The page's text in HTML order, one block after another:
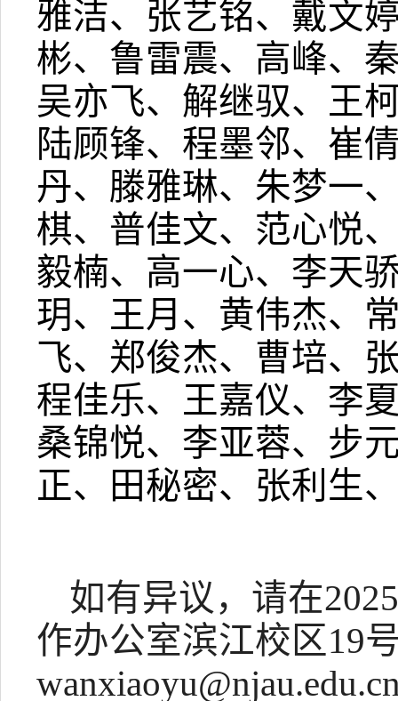
雅洁、张艺铭、戴文
彬、鲁雷震、高峰、
吴亦飞、解继驭、王
陆顾锋、程墨邻、崔
丹、滕雅琳、朱梦一
棋、普佳文、范心悦
毅楠、高一心、李天
玥、王月、黄伟杰、
飞、郑俊杰、曹培、
程佳乐、王嘉仪、李
桑锦悦、李亚蓉、步
正、田秘密、张利生
如有异议，请在2025
作办公室滨江校区 19